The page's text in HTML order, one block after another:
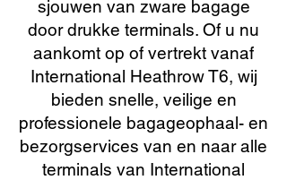
sjouwen van zware bagage
door drukke terminals. Of u nu
aankomt op of vertrekt vanaf
International Heathrow T6, wij
bieden snelle, veilige en
professionele bagageophaal- en
bezorgservices van en naar alle
terminals van International